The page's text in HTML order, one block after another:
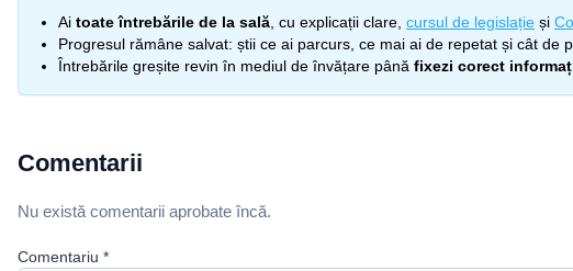
Ai toate întrebările de la sală , cu explicații clare, cursul de legislație și
Progresul rămâne salvat: știi ce ai parcurs, ce mai ai de repetat și cât de
Întrebările greșite revin în mediul de învățare până fixezi corect
Comentarii
Nu există comentarii aprobate încă.
Comentariu *